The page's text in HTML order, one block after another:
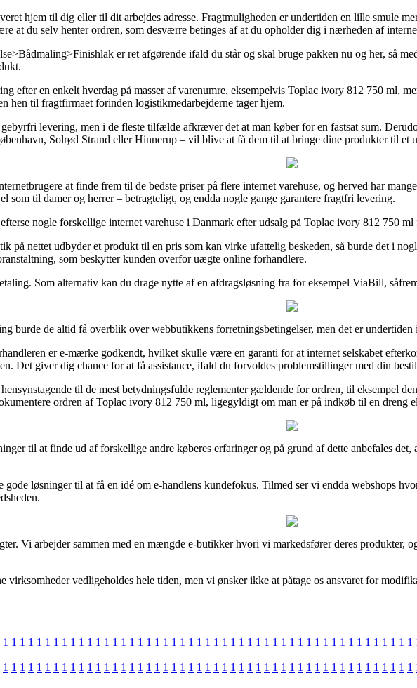
hjem til dig eller til dit arbejdes adresse. Fragtmuligheden er undertiden en lille smule
at du selv henter ordren, som desværre betinges af at du opholder dig i nærheden af
er ret afgørende ifald du står og skal bruge pakken nu og her, så
efter en enkelt hverdag på masser af varenumre, eksempelvis Toplac ivory 812 750 ml,
hen til fragtfirmaet forinden logistikmedarbejderne tager hjem.
levering, men i de fleste tilfælde afkræver det at man køber for en fastsat sum.
Solrød Strand eller Hinnerup – vil blive at få dem til at bringe dine produkter til et
at finde frem til de bedste priser på flere internet varehuse, og herved har
som til damer og herrer – betragteligt, og endda nogle gange garantere fragtfri levering.
nogle forskellige internet varehuse i Danmark efter udsalg på Toplac ivory 812 750
på nettet udbyder et produkt til en pris som kan virke ufattelig beskeden, så burde det i
som beskytter kunden overfor uægte online forhandlere.
Som alternativ kan du drage nytte af en afdragsløsning fra for eksempel ViaBill,
burde de altid få overblik over webbutikkens forretningsbetingelser, men det er
er e-mærke godkendt, hvilket skulle være en garanti for at internet selskabet
Det giver dig chance for at få assistance, ifald du forvoldes problemstillinger med din
til de mest betydningsfulde reglementer gældende for ordren, til eksempel
ordren af Toplac ivory 812 750 ml, ligegyldigt om man er på indkøb til en dreng
til at finde ud af forskellige andre køberes erfaringer og på grund af dette anbefales
løsninger til at få en idé om e-handlens kundefokus. Tilmed ser vi endda webshops
Vi arbejder sammen med en mængde e-butikker hvori vi markedsfører deres produkter,
vedligeholdes hele tiden, men vi ønsker ikke at påtage os ansvaret for
1 1 1 1 1 1 1 1 1 1 1 1 1 1 1 1 1 1 1 1 1 1 1 1 1 1 1 1 1 1 1 1 1 1 1 1 1 1 1 1 1 1 1 1 1 1 1 1 1
1 1 1 1 1 1 1 1 1 1 1 1 1 1 1 1 1 1 1 1 1 1 1 1 1 1 1 1 1 1 1 1 1 1 1 1 1 1 1 1 1 1 1 1 1 1 1 1 1